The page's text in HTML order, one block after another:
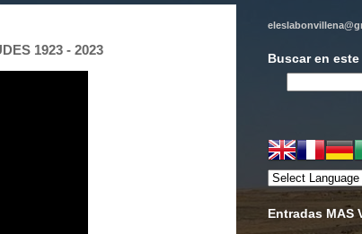
1923 - 2023
Buscar en
Entradas MAS